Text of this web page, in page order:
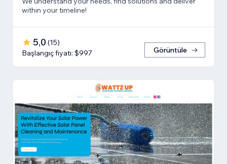
within your timeline!
5,0 (15)
Başlangıç fiyatı: $997
Görüntüle